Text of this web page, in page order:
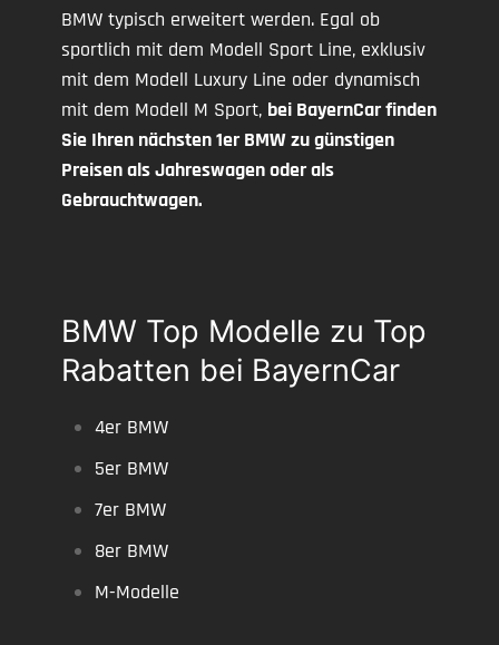
BMW typisch erweitert werden. Egal ob
sportlich mit dem Modell Sport Line, exklusiv
mit dem Modell Luxury Line oder dynamisch
mit dem Modell M Sport, bei BayernCar finden
Sie Ihren nächsten 1er BMW zu günstigen
Preisen als Jahreswagen oder als
Gebrauchtwagen.
BMW Top Modelle zu Top
Rabatten bei BayernCar
4er BMW
5er BMW
7er BMW
8er BMW
M-Modelle